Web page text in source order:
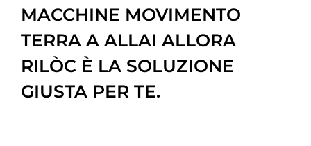
MACCHINE MOVIMENTO
TERRA A ALLAI ALLORA
RILÒC È LA SOLUZIONE
GIUSTA PER TE.